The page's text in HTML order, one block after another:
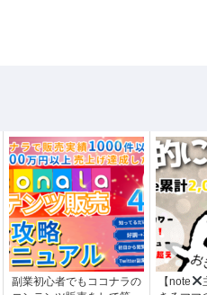
副業初心者でもココナラの
【note